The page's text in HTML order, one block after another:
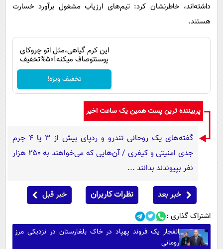
داشته‌اند، خاطرنشان کرد: تیم‌های ارزیاب مشغول برآورد خسارت
هستند.
این کرم گیاهی،مثل اتو چروکای
پوستتوصاف میکنه!50%تخفیف
تخفیف ویژه!
پربیننده ترین پست همین یک ساعت اخیر
گفته‌های یک روحانی تندرو و ردپای بیش از ۳ یا ۴ جرم
جدی امنیتی و کیفری / آن‌هایی که می‌خواهند به ۲۵۰ هزار
نفر بپیوندند بدانند ...
خبر بعد نظرات کاربران خبر قبل
اشتراک گذاری :
انفجار یک فروند پهپاد در خاک بلغارستان در نزدیکی مرز
رومانی